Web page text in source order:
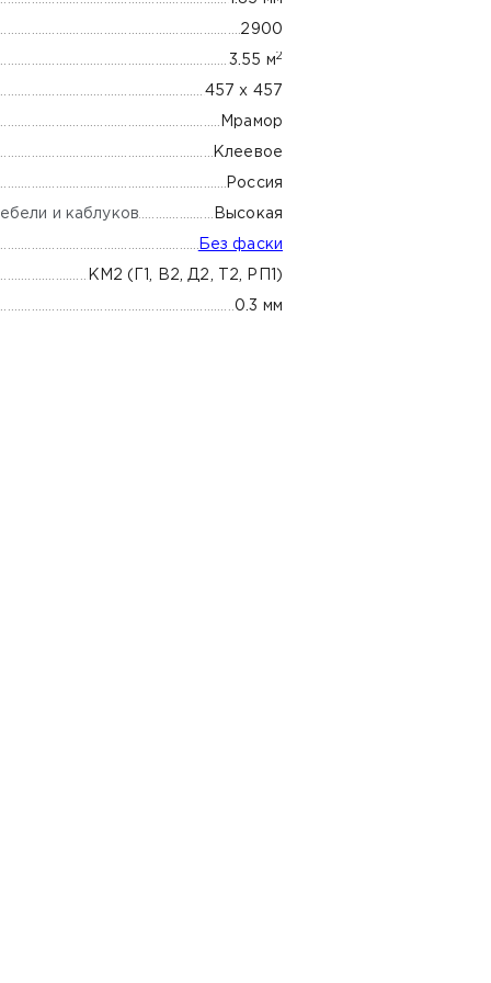
2900
3.55 м 2
457 х 457
Мрамор
Клеевое
Россия
и каблуков Высокая
Без фаски
КМ2 (Г1, В2, Д2, Т2, РП1)
0.3 мм